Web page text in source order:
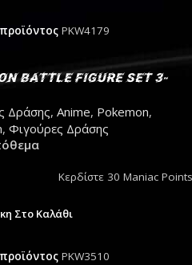
PKW4179
Battle Figure Set 3-
Δράσης, Anime, Pokemon,
, Φιγούρες Δράσης
Κερδίστε 30 Maniac
Στο Καλάθι
PKW3510